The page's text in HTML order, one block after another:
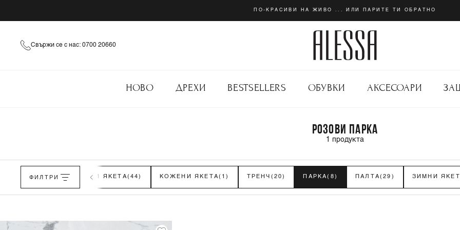
ПО-КРАСИВИ НА ЖИВО ... ИЛИ ПАРИТЕ ТИ ОБРАТНО
Свържи се с нас: 0700 20660
НОВО ДРЕХИ BESTSELLERS ОБУВКИ АКСЕСОАРИ
РОЗОВИ ПАРКА
1 продукта
ФИЛТРИ
ЖИЛЕТКИ(46) ЕСЕННИ ЯКЕТА(44) КОЖЕНИ ЯКЕТА(1) ТРЕНЧ (20) ПАРКА(8) ПАЛТА(29) ЗИМНИ